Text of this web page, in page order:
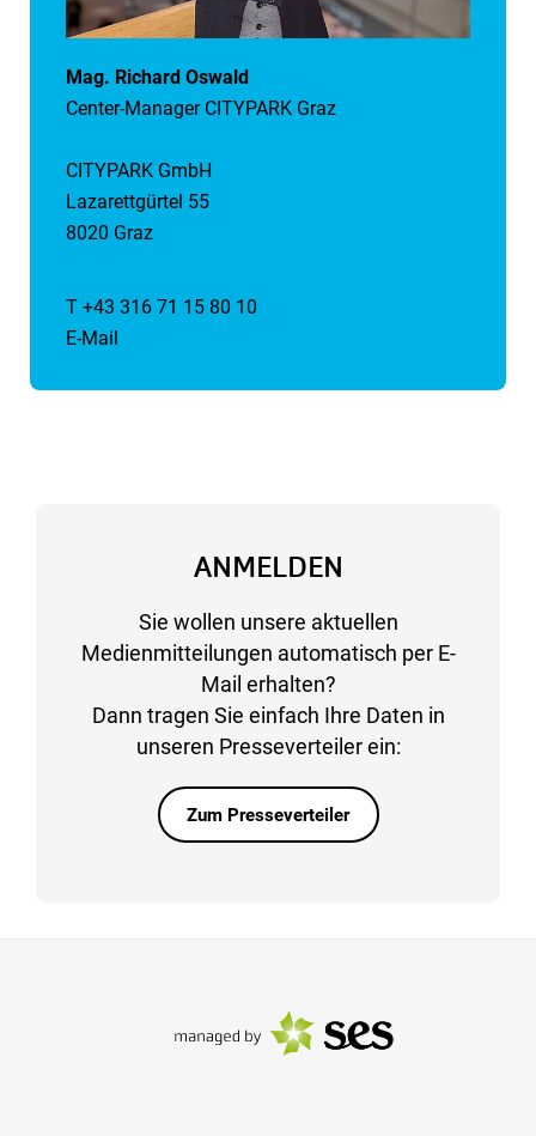
Mag. Richard Oswald
Center-Manager CITYPARK Graz
CITYPARK GmbH
Lazarettgürtel 55
8020 Graz
T +43 316 71 15 80 10
E-Mail
ANMELDEN
Sie wollen unsere aktuellen
Medienmitteilungen automatisch per E-
Mail erhalten?
Dann tragen Sie einfach Ihre Daten in
unseren Presseverteiler ein:
Zum Presseverteiler